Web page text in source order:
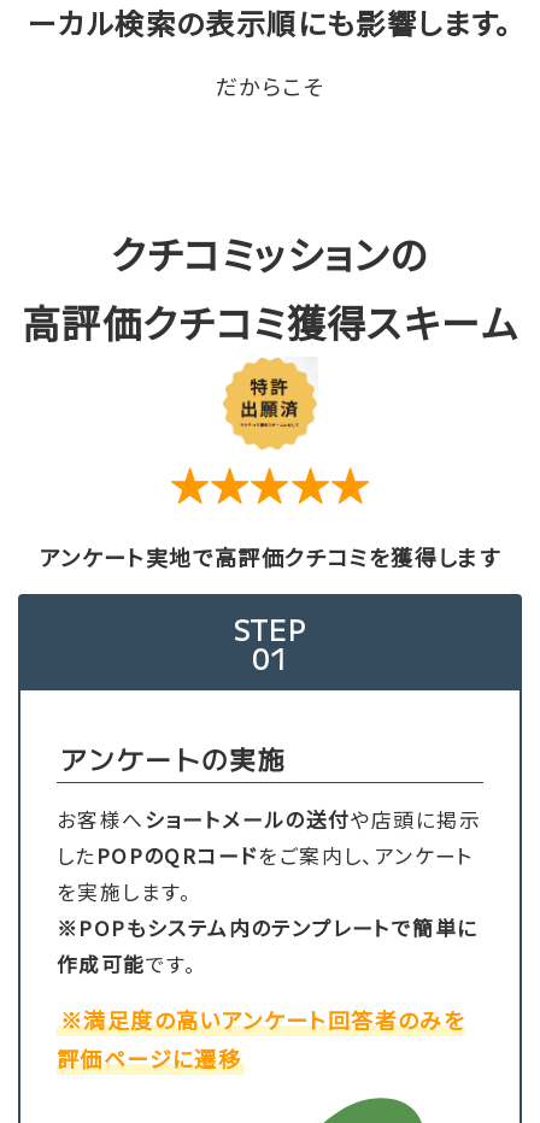
ーカル検索の表示順にも影響します。
だからこそ
クチコミッションの
高評価クチコミ獲得スキーム
★★★★★
アンケート実地で高評価クチコミを獲得します
STEP
01
アンケートの実施
お客様へショートメールの送付や店頭に掲示
したPOPのQRコードをご案内し、アンケート
を実施します。
※POPもシステム内のテンプレートで簡単に
作成可能です。
※満足度の高いアンケート回答者のみを
評価ページに遷移